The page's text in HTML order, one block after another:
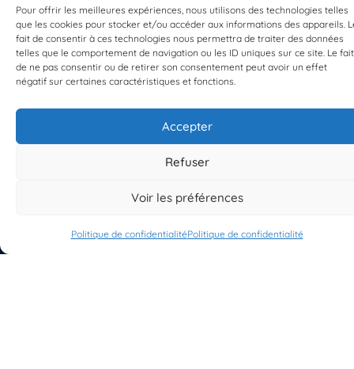
Pour offrir les meilleures expériences, nous utilisons des technologies telles
que les cookies pour stocker et/ou accéder aux informations des appareils.
fait de consentir à ces technologies nous permettra de traiter des données
telles que le comportement de navigation ou les ID uniques sur ce site. Le fait
de ne pas consentir ou de retirer son consentement peut avoir un effet
négatif sur certaines caractéristiques et fonctions.
Accepter
Refuser
Voir les préférences
Politique de confidentialitéPolitique de confidentialité
PLANÈTE MER